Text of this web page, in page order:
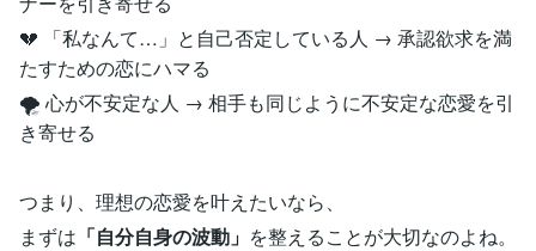
💔 「私なんて…」と自己否定している人 → 承認欲求を満
たすための恋にハマる
🌪️ 心が不安定な人 → 相手も同じように不安定な恋愛を引
き寄せる
つまり、理想の恋愛を叶えたいなら、
まずは 「自分自身の波動」 を整えることが大切なのよね。